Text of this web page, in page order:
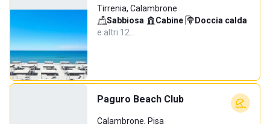
Tirrenia, Calambrone
Sabbiosa· Cabine· Doccia calda·
e altri 12…
Paguro Beach Club
Calambrone, Pisa